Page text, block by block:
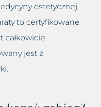
estetycznej.
to certyfikowane
całkowicie
jest z